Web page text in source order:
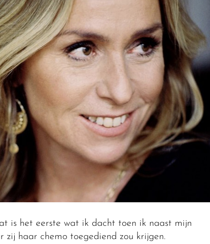
is het eerste wat ik dacht toen ik naast mijn
haar chemo toegediend zou krijgen.